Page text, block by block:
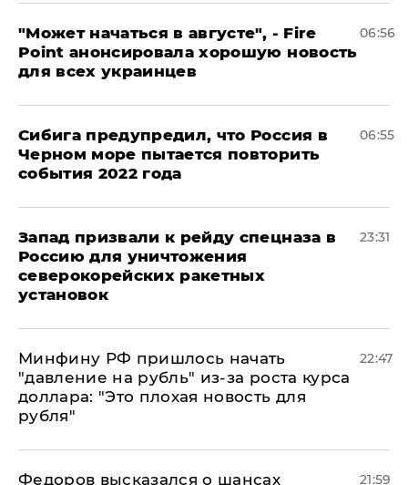
"Может начаться в августе", - Fire
Point анонсировала хорошую новость
для всех украинцев
06:56
Сибига предупредил, что Россия в
Черном море пытается повторить
события 2022 года
06:55
Запад призвали к рейду спецназа в
Россию для уничтожения
северокорейских ракетных
установок
23:31
Минфину РФ пришлось начать
"давление на рубль" из-за роста курса
доллара: "Это плохая новость для
рубля"
22:47
Федоров высказался о шансах 21:59